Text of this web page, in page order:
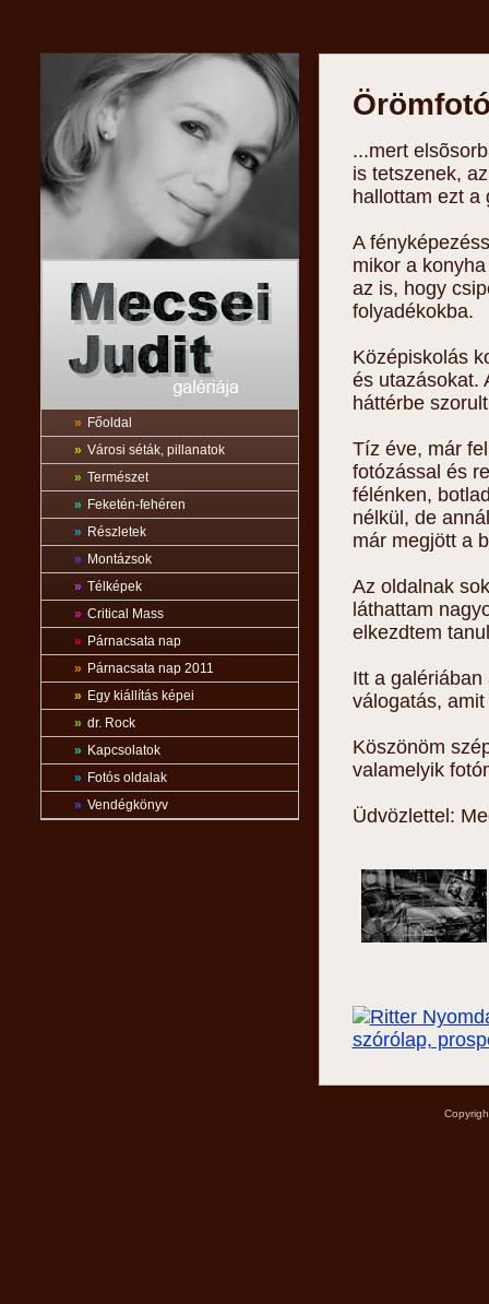
» Főoldal
» Városi séták, pillanatok
» Természet
» Feketén-fehéren
» Részletek
» Montázsok
» Télképek
» Critical Mass
» Párnacsata nap
» Párnacsata nap 2011
» Egy kiállítás képei
» dr. Rock
» Kapcsolatok
» Fotós oldalak
» Vendégkönyv
...mert
is tetszenek,
hallottam ezt a
A
mikor a
az is, hogy
folyadékokba.
Középiskolás
és utazásokat.
háttérbe
Tíz éve, már
fotózással és
félénken,
nélkül, de
már megjött a
Az oldalnak
láthattam
elkezdtem
Itt a
válogatás,
Köszönöm
valamelyik
Üdvözlettel: